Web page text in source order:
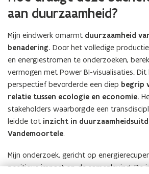
aan duurzaamheid?
Mijn eindwerk omarmt duurzaamheid
benadering. Door het volledige
en energiestromen te onderzoeken,
vermogen met Power BI-visualisaties. Dit
perspectief bevorderde een diep begrip
relatie tussen ecologie en economie.
stakeholders waarborgde een
leidde tot inzicht in
Vandemoortele.
Mijn onderzoek, gericht op
positieve impact op de samenleving. De